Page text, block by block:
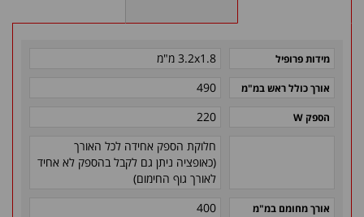
מידות פרופיל 3.2x1.8 מ"מ
אורך כולל ראש במ"מ 490
הספק W
220
חלוקת הספק אחידה לכל האורך
(כאופציה ניתן גם לקבל בהספק לא אחיד
לאורך גוף החימום)
אורך מחומם במ"מ 400